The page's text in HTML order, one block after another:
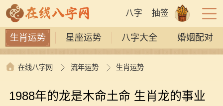
八字 抽签
生肖运势 星座运势 八字大全 婚姻配对
在线八字网 流年运势 生肖运势
1988年的龙是木命土命 生肖龙的事业